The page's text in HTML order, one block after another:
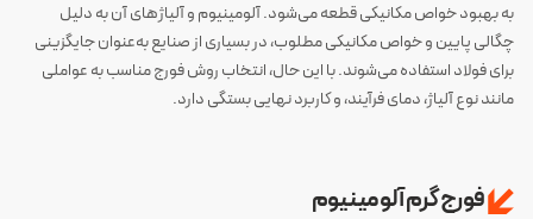
به بهبود خواص مکانیکی قطعه می‌شود. آلومینیوم و آلیاژهای آن به دلیل
چگالی پایین و خواص مکانیکی مطلوب، در بسیاری از صنایع به‌عنوان جایگزینی
برای فولاد استفاده می‌شوند. با این حال، انتخاب روش فورج مناسب به عواملی
مانند نوع آلیاژ، دمای فرآیند، و کاربرد نهایی بستگی دارد.
فورج گرم آلومینیوم